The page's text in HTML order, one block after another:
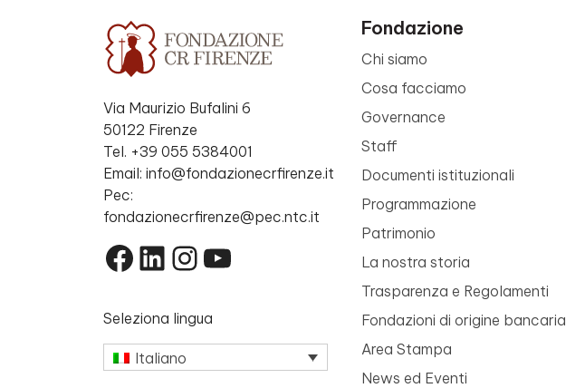
Via Maurizio Bufalini 6
50122 Firenze
Tel. +39 055 5384001
Email: info@fondazionecrfirenze.it
Pec:
fondazionecrfirenze@pec.ntc.it
Facebook
LinkedIn
Instagram
YouTube
Seleziona lingua
Italiano
Fondazione
Chi siamo
Cosa facciamo
Governance
Staff
Documenti istituzionali
Programmazione
Patrimonio
La nostra storia
Trasparenza e Regolamenti
Fondazioni di origine bancaria
Area Stampa
News ed Eventi